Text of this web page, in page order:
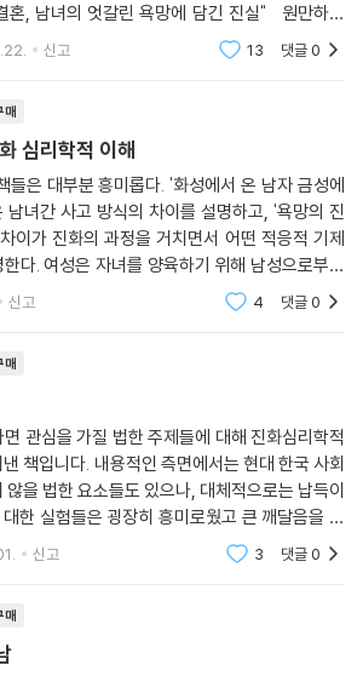
한 사람들은 전혀 흥미를 느끼지 못할 것 같다. 어
신고 13 댓글0
매
심리학적 이해
들은 대부분 흥미롭다. '화성에서 온 남자 금성에
녀간 사고 방식의 차이를 설명하고, '욕망의 진
이가 진화의 과정을 거치면서 어떤 적응적 기제
성으로부터
호를 원하기 때문에 사회적 지위가 높아 자원을
신고 4 댓글0
매
관심을 가질 법한 주제들에 대해 진화심리학적
책입니다. 내용적인 측면에서는 현대 한국 사회
않을 법한 요소들도 있으나, 대체적으로는 납득이
한 실험들은 굉장히 흥미로웠고 큰 깨달음을 주
남녀 간의 인간 본성에 대한 진화심리학적 관점
신고 3 댓글0
매